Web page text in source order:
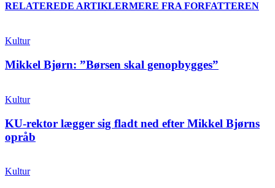
RELATEREDE ARTIKLERMERE FRA FORFATTEREN
Kultur
Mikkel Bjørn: ”Børsen skal genopbygges”
Kultur
KU-rektor lægger sig fladt ned efter Mikkel Bjørns
opråb
Kultur